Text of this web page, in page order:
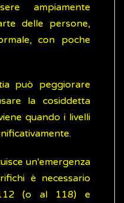
ampiamente
delle persone,
con poche
può peggiorare
la cosiddetta
quando i livelli
un'emergenza
è necessario
(o al 118) e